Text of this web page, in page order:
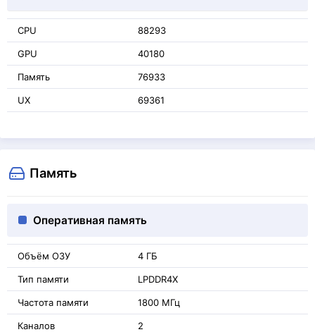
CPU 88293
GPU 40180
Память 76933
UX 69361
Память
Оперативная память
Объём ОЗУ 4 ГБ
Тип памяти LPDDR4X
Частота памяти 1800 МГц
Каналов 2